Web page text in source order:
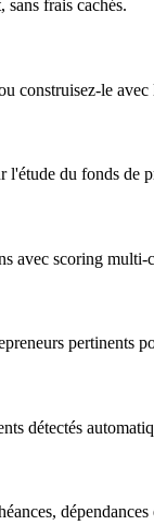
frais cachés.
le avec
l'étude du fonds de
avec scoring multi-
pertinents
détectés
dépendances